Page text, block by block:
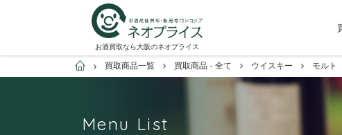
お酒買取なら大阪のネオプライス
お酒買取専門店ネオプライス
買取商品一覧 買取商品 - 全て ウイスキー モルト
Menu List